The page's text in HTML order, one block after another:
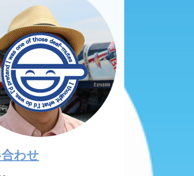
わせ